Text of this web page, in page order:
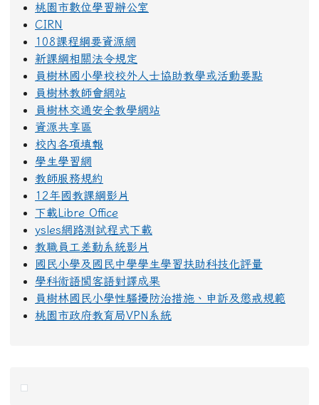
桃園市數位學習辦公室
CIRN
108課程綱要資源網
新課綱相關法令規定
員樹林國小學校校外人士協助教學或活動要點
員樹林教師會網站
員樹林交通安全教學網站
資源共享區
校內各項填報
學生學習網
教師服務規約
12年國教課綱影片
下載Libre Office
ysles網路測試程式下載
教職員工差勤系統影片
國民小學及國民中學學生學習扶助科技化評量
學科術語閩客語對譯成果
員樹林國民小學性騷擾防治措施、申訴及懲戒規範
桃園市政府教育局VPN系統